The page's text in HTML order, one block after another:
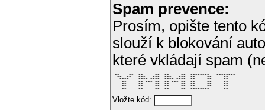
Spam prevence:
Prosím, opište tento
slouží k blokování
které vkládají spam
**    **  **     **  **     **  ********   ********
  **  **   ***   ***  ***   ***  **     **     **
   ****    **** ****  **** ****  **     **     **
    **     ** *** **  ** *** **  **     **     **
    **     **     **  **     **  **     **     **
    **     **     **  **     **  **     **     **
    **     **     **  **     **  ********      **
Vložte kód: